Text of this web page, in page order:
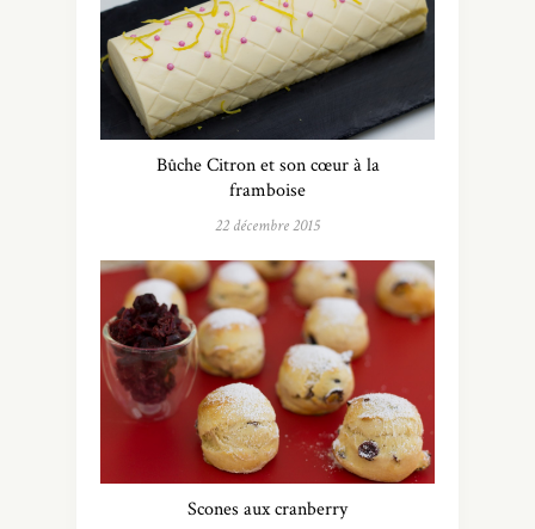
Bûche Citron et son cœur à la
framboise
22 décembre 2015
Scones aux cranberry